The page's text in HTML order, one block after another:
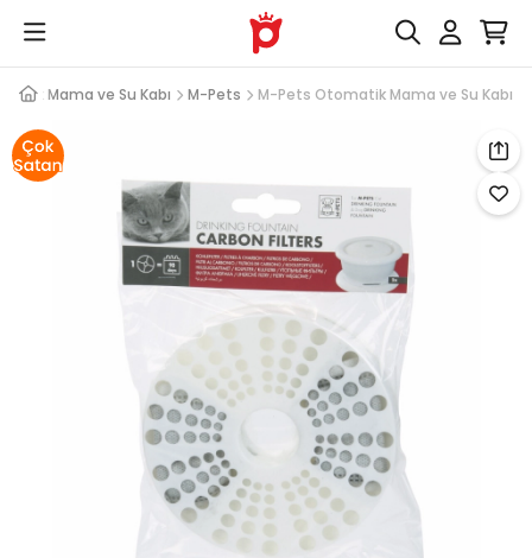
Mama ve Su Kabı M-Pets M-Pets Otomatik Mama ve Su Kabı